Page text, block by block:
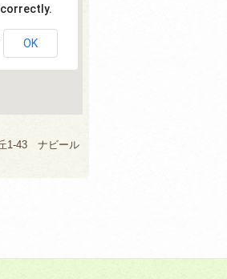
OK
1-43 ナビール